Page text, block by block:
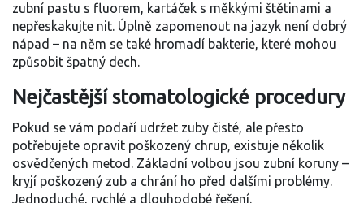
zubní pastu s fluorem, kartáček s měkkými štětinami a
nepřeskakujte nit. Úplně zapomenout na jazyk není dobrý
nápad – na něm se také hromadí bakterie, které mohou
způsobit špatný dech.
Nejčastější stomatologické procedury
Pokud se vám podaří udržet zuby čisté, ale přesto
potřebujete opravit poškozený chrup, existuje několik
osvědčených metod. Základní volbou jsou zubní koruny –
kryjí poškozený zub a chrání ho před dalšími problémy.
Jednoduché, rychlé a dlouhodobé řešení.